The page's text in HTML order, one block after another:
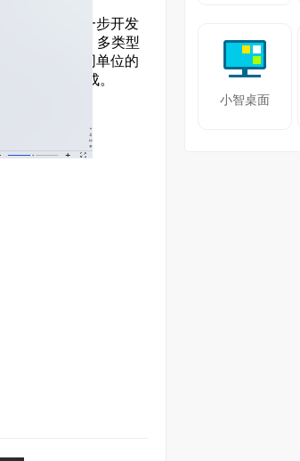
手黑马后进一步开发
的校对模式、多类型
同行业、不同单位的
底层服务集成。
小智桌面